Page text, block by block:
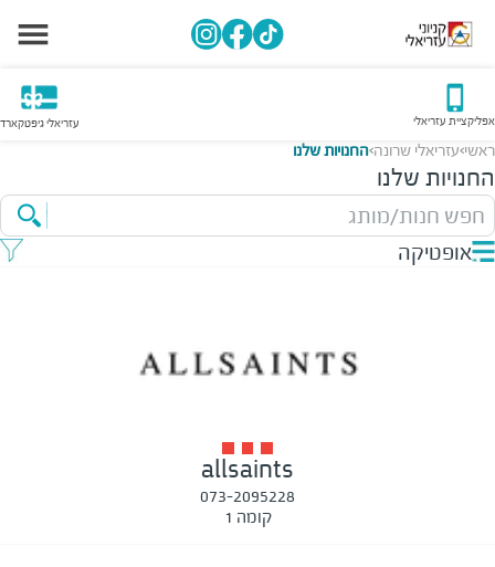
אפליקציית עזריאלי עזריאלי גיפטקארד
ראשי>עזריאלי שרונה>החנויות שלנו
החנויות שלנו
חפש חנות/מותג
אופטיקה
allsaints
073-2095228
קומה 1